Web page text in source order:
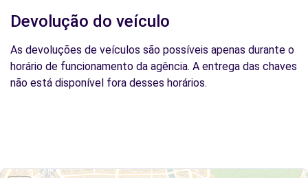
Devolução do veículo
As devoluções de veículos são possíveis apenas durante o
horário de funcionamento da agência. A entrega das chaves
não está disponível fora desses horários.